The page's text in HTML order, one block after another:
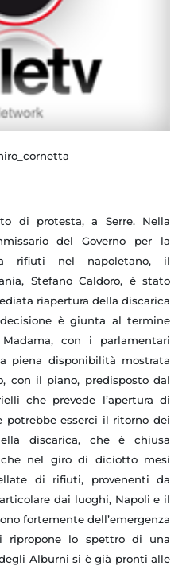
di protesta, a Serre. Nella
del Governo per la
rifiuti nel napoletano, il
Stefano Caldoro, è stato
riapertura della discarica
è giunta al termine
Madama, con i parlamentari
piena disponibilità mostrata
con il piano, predisposto dal
che prevede l’apertura di
potrebbe esserci il ritorno dei
discarica, che è chiusa
che nel giro di diciotto mesi
di rifiuti, provenenti da
dai luoghi, Napoli e il
fortemente dell’emergenza
lo spettro di una
Alburni si è già pronti alle